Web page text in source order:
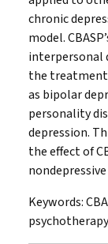
chronic
model.
interpersonal
the treatment
as bipolar
personality
depression.
the effect of
Keywords: